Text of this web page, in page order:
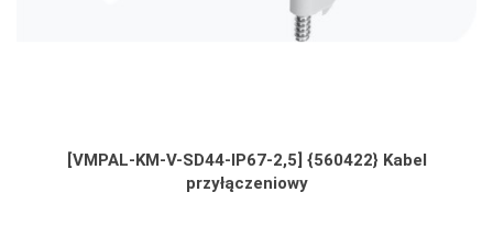
[VMPAL-KM-V-SD44-IP67-2,5] {560422} Kabel
przyłączeniowy